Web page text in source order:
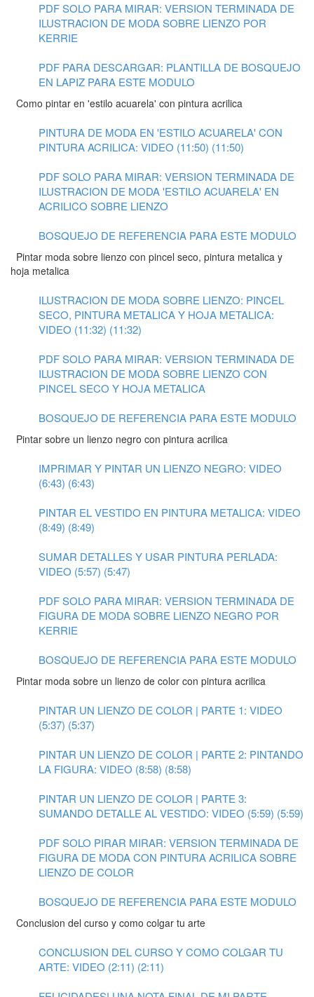
PDF SOLO PARA MIRAR: VERSION TERMINADA DE
ILUSTRACION DE MODA SOBRE LIENZO POR
KERRIE
PDF PARA DESCARGAR: PLANTILLA DE BOSQUEJO
EN LAPIZ PARA ESTE MODULO
Como pintar en 'estilo acuarela' con pintura acrilica
PINTURA DE MODA EN 'ESTILO ACUARELA' CON
PINTURA ACRILICA: VIDEO (11:50) (11:50)
PDF SOLO PARA MIRAR: VERSION TERMINADA DE
ILUSTRACION DE MODA 'ESTILO ACUARELA' EN
ACRILICO SOBRE LIENZO
BOSQUEJO DE REFERENCIA PARA ESTE MODULO
Pintar moda sobre lienzo con pincel seco, pintura metalica y
hoja metalica
ILUSTRACION DE MODA SOBRE LIENZO: PINCEL
SECO, PINTURA METALICA Y HOJA METALICA:
VIDEO (11:32) (11:32)
PDF SOLO PARA MIRAR: VERSION TERMINADA DE
ILUSTRACION DE MODA SOBRE LIENZO CON
PINCEL SECO Y HOJA METALICA
BOSQUEJO DE REFERENCIA PARA ESTE MODULO
Pintar sobre un lienzo negro con pintura acrilica
IMPRIMAR Y PINTAR UN LIENZO NEGRO: VIDEO
(6:43) (6:43)
PINTAR EL VESTIDO EN PINTURA METALICA: VIDEO
(8:49) (8:49)
SUMAR DETALLES Y USAR PINTURA PERLADA:
VIDEO (5:57) (5:47)
PDF SOLO PARA MIRAR: VERSION TERMINADA DE
FIGURA DE MODA SOBRE LIENZO NEGRO POR
KERRIE
BOSQUEJO DE REFERENCIA PARA ESTE MODULO
Pintar moda sobre un lienzo de color con pintura acrilica
PINTAR UN LIENZO DE COLOR | PARTE 1: VIDEO
(5:37) (5:37)
PINTAR UN LIENZO DE COLOR | PARTE 2: PINTANDO
LA FIGURA: VIDEO (8:58) (8:58)
PINTAR UN LIENZO DE COLOR | PARTE 3:
SUMANDO DETALLE AL VESTIDO: VIDEO (5:59) (5:59)
PDF SOLO PIRAR MIRAR: VERSION TERMINADA DE
FIGURA DE MODA CON PINTURA ACRILICA SOBRE
LIENZO DE COLOR
BOSQUEJO DE REFERENCIA PARA ESTE MODULO
Conclusion del curso y como colgar tu arte
CONCLUSION DEL CURSO Y COMO COLGAR TU
ARTE: VIDEO (2:11) (2:11)